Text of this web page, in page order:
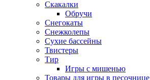
Скакалки
Обручи
Снегокаты
Снежколепы
Сухие бассейны
Твистеры
Тир
Игры с мишенью
Товары для игры в песочнице